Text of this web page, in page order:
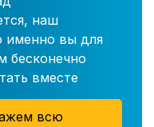
наш
именно вы для
бесконечно
вместе
всю